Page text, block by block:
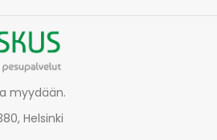
myydään.
Helsinki